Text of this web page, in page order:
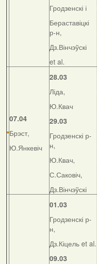
Гродзенскі і
Бераставіцкі
р-н,
Дз.Вінчэўскі
et al.
07.04
Брэст,
Ю.Янкевіч
28.03
Ліда,
Ю.Квач
29.03
Гродзенскі р-
н,
Ю.Квач,
С.Саковіч,
Дз.Вінчэўскі
01.03
Гродзенскі р-
н,
Дз.Кіцель et al.
09.03